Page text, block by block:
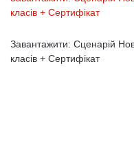
класів + Сертифікат
Завантажити: Сценарій
класів + Сертифікат